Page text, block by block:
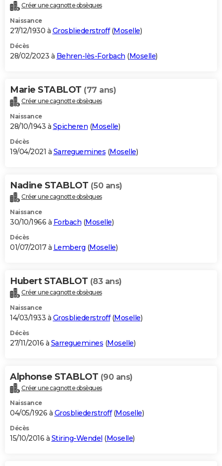
Destinations
City break
Voyage nature
Voyage de noces
Forum
Climat
+PHOTO
GUIDES D'ACHAT
BONS PLANS
Carte de Noël
Carte Bonne année
Carte Saint-Valentin
Carte Pâques
Carte d'anniversaire
DICTIONNAIRE
Dictionnaire
Biographies
Citations
Expressions
Proverbes
PROGRAMME TV
S'inscrire
Se connecter
Lycées
Collèges
Primaires
Universités
Entreprises
Service militaire
Avis de recherche
AVIS DE DÉCÈS
Bricolage
Lifestyle
Culture
Sport
Auto
Television
Voyage
Cinema
Créer une cagnotte obsèques
Naissance
27/12/1930 à Grosbliederstroff(Moselle)
Décès
28/02/2023 à Behren-lès-Forbach (Moselle)
Marie STABLOT (77 ans)
Créer une cagnotte obsèques
Naissance
28/10/1943 à Spicheren (Moselle)
Décès
19/04/2021 à Sarreguemines (Moselle)
Nadine STABLOT (50 ans)
Créer une cagnotte obsèques
Naissance
30/10/1966 à Forbach (Moselle)
Décès
01/07/2017 à Lemberg (Moselle)
Hubert STABLOT (83 ans)
Créer une cagnotte obsèques
Naissance
14/03/1933 à Grosbliederstroff(Moselle)
Décès
27/11/2016 à Sarreguemines (Moselle)
Alphonse STABLOT (90 ans)
Créer une cagnotte obsèques
Naissance
04/05/1926 à Grosbliederstroff(Moselle)
Décès
15/10/2016 à Stiring-Wendel (Moselle)